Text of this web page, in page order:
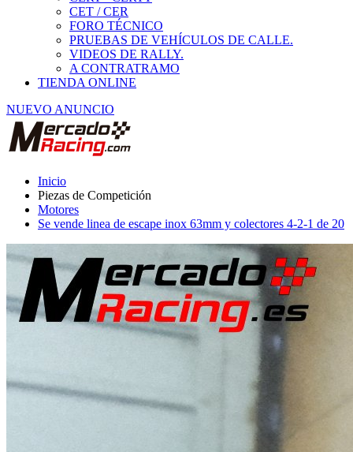
FORO TÉCNICO
PRUEBAS DE VEHÍCULOS DE CALLE.
VIDEOS DE RALLY.
A CONTRATRAMO
TIENDA ONLINE
NUEVO ANUNCIO
Piezas de Competición
Motores
Se vende linea de escape inox 63mm y colectores 4-2-1 de 20